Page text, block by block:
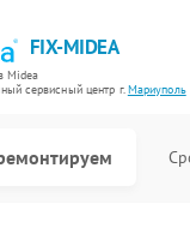
FIX-MIDEA
Midea
cервисный центр г.Мариуполь